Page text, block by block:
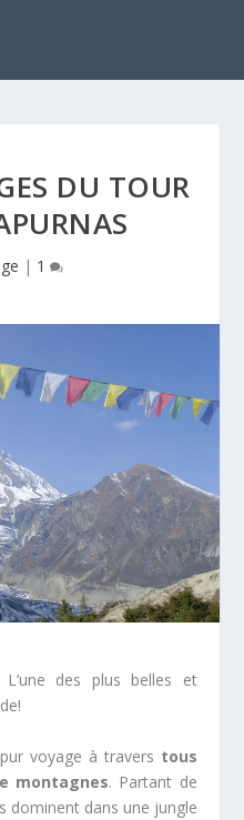
DU TOUR
| 1
des plus belles et
voyage à travers tous
montagnes. Partant de
dominent dans une jungle